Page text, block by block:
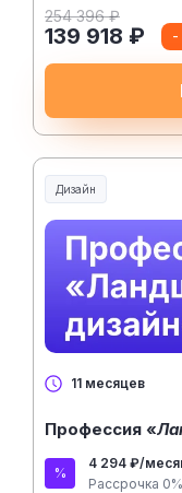
254 396 ₽
139 918 ₽ -
Дизайн
11 месяцев
Профессия «
4 294 ₽/
Рассрочка 0%